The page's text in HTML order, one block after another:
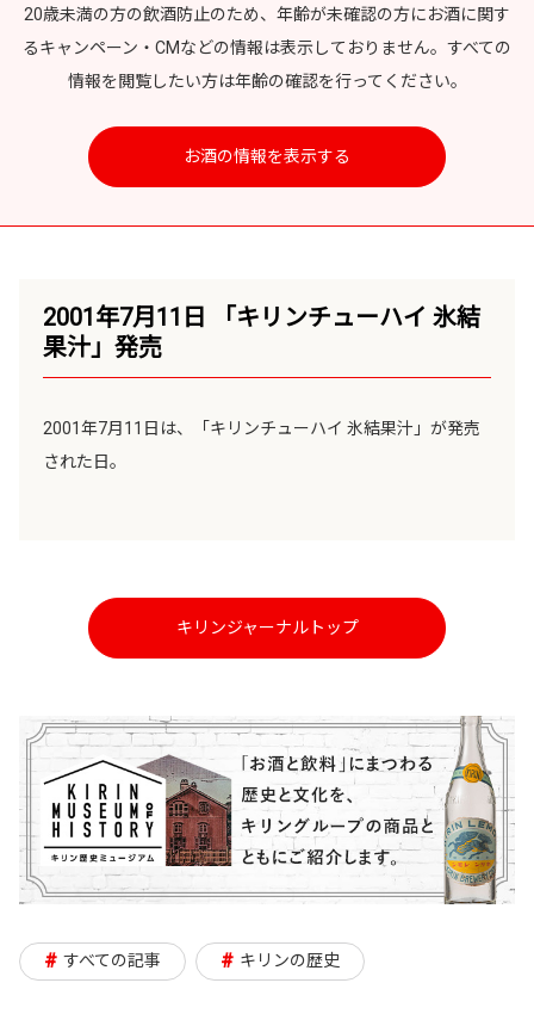
20歳未満の方の飲酒防止のため、年齢が未確認の方にお酒に関す
るキャンペーン・CMなどの情報は表示しておりません。すべての
情報を閲覧したい方は年齢の確認を行ってください。
お酒の情報を表示する
2001年7月11日 「キリンチューハイ 氷結
果汁」発売
2001年7月11日は、「キリンチューハイ 氷結果汁」が発売
された日。
キリンジャーナルトップ
# すべての記事 # キリンの歴史